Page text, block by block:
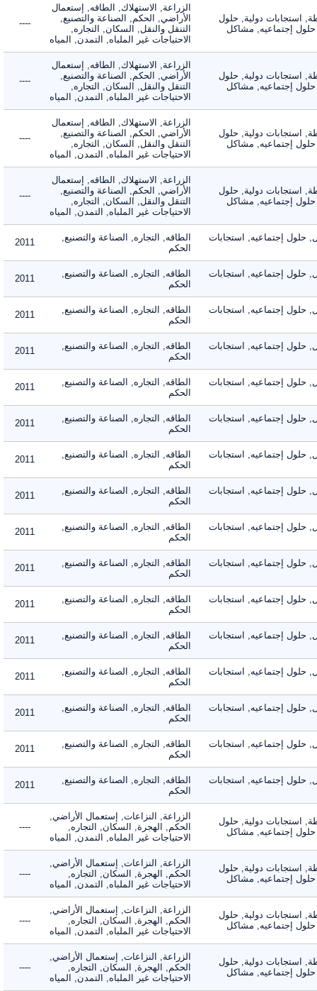
استجابات دولية, حلول
إجتماعيه, مشاكل
الزراعة, الاستهلاك, الطاقه, إستعمال
الأراضي, الحكم, الصناعة والتصنيع,
التنقل والنقل, السكان, التجاره,
الاحتياجات غير الملباه, التمدن, المياه
----
استجابات دولية, حلول
إجتماعيه, مشاكل
الزراعة, الاستهلاك, الطاقه, إستعمال
الأراضي, الحكم, الصناعة والتصنيع,
التنقل والنقل, السكان, التجاره,
الاحتياجات غير الملباه, التمدن, المياه
----
استجابات دولية, حلول
إجتماعيه, مشاكل
الزراعة, الاستهلاك, الطاقه, إستعمال
الأراضي, الحكم, الصناعة والتصنيع,
التنقل والنقل, السكان, التجاره,
الاحتياجات غير الملباه, التمدن, المياه
----
استجابات دولية, حلول
إجتماعيه, مشاكل
الزراعة, الاستهلاك, الطاقه, إستعمال
الأراضي, الحكم, الصناعة والتصنيع,
التنقل والنقل, السكان, التجاره,
الاحتياجات غير الملباه, التمدن, المياه
----
إجتماعيه, استجابات
الطاقه, التجاره, الصناعة والتصنيع,
الحكم
2011
إجتماعيه, استجابات
الطاقه, التجاره, الصناعة والتصنيع,
الحكم
2011
إجتماعيه, استجابات
الطاقه, التجاره, الصناعة والتصنيع,
الحكم
2011
إجتماعيه, استجابات
الطاقه, التجاره, الصناعة والتصنيع,
الحكم
2011
إجتماعيه, استجابات
الطاقه, التجاره, الصناعة والتصنيع,
الحكم
2011
إجتماعيه, استجابات
الطاقه, التجاره, الصناعة والتصنيع,
الحكم
2011
إجتماعيه, استجابات
الطاقه, التجاره, الصناعة والتصنيع,
الحكم
2011
إجتماعيه, استجابات
الطاقه, التجاره, الصناعة والتصنيع,
الحكم
2011
إجتماعيه, استجابات
الطاقه, التجاره, الصناعة والتصنيع,
الحكم
2011
إجتماعيه, استجابات
الطاقه, التجاره, الصناعة والتصنيع,
الحكم
2011
إجتماعيه, استجابات
الطاقه, التجاره, الصناعة والتصنيع,
الحكم
2011
إجتماعيه, استجابات
الطاقه, التجاره, الصناعة والتصنيع,
الحكم
2011
إجتماعيه, استجابات
الطاقه, التجاره, الصناعة والتصنيع,
الحكم
2011
إجتماعيه, استجابات
الطاقه, التجاره, الصناعة والتصنيع,
الحكم
2011
إجتماعيه, استجابات
الطاقه, التجاره, الصناعة والتصنيع,
الحكم
2011
إجتماعيه, استجابات
الطاقه, التجاره, الصناعة والتصنيع,
الحكم
2011
استجابات دولية, حلول
إجتماعيه, مشاكل
الزراعة, النزاعات, إستعمال الأراضي,
الحكم, الهجرة, السكان, التجاره,
الاحتياجات غير الملباه, التمدن, المياه
----
استجابات دولية, حلول
إجتماعيه, مشاكل
الزراعة, النزاعات, إستعمال الأراضي,
الحكم, الهجرة, السكان, التجاره,
الاحتياجات غير الملباه, التمدن, المياه
----
استجابات دولية, حلول
إجتماعيه, مشاكل
الزراعة, النزاعات, إستعمال الأراضي,
الحكم, الهجرة, السكان, التجاره,
الاحتياجات غير الملباه, التمدن, المياه
----
استجابات دولية, حلول
إجتماعيه, مشاكل
الزراعة, النزاعات, إستعمال الأراضي,
الحكم, الهجرة, السكان, التجاره,
الاحتياجات غير الملباه, التمدن, المياه
----